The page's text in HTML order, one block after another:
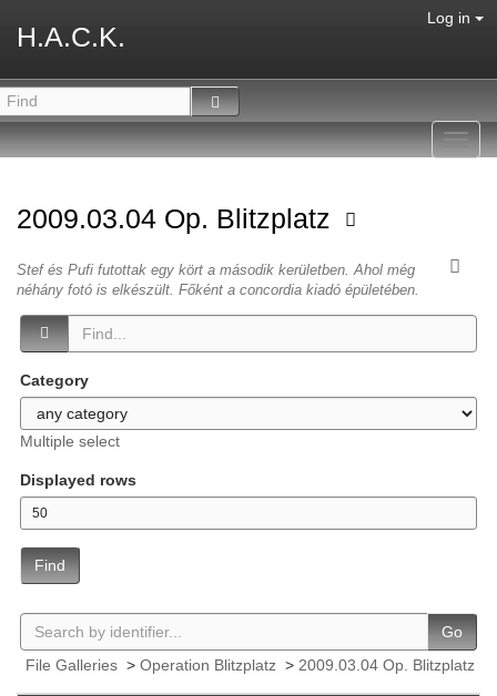
H.A.C.K.
Log in
2009.03.04 Op. Blitzplatz
Stef és Pufi futottak egy kört a második kerületben. Ahol még
néhány fotó is elkészült. Főként a concordia kiadó épületében.
Category
Multiple select
Displayed rows
Find
Go
File Galleries > Operation Blitzplatz > 2009.03.04 Op. Blitzplatz